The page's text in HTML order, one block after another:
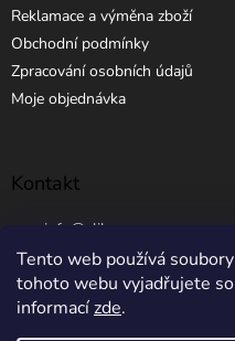
Tento web používá
tohoto webu vyjadřujete
informacízde.
Reklamace a výměna zboží
Obchodní podmínky
Zpracování osobních údajů
Moje objednávka
Kontakt
info @ elibros.cz
+420 734 184 444